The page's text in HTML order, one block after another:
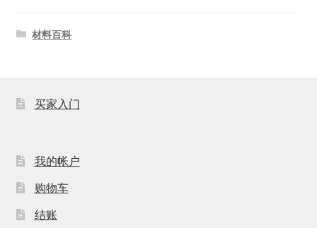
材料百科
买家入门
我的帐户
购物车
结账